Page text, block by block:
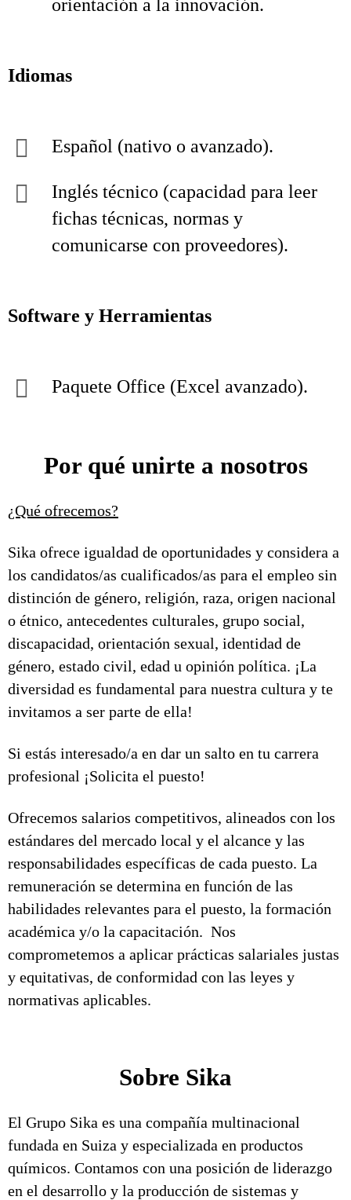
orientación a la innovación.
Idiomas
Español (nativo o avanzado).
Inglés técnico (capacidad para leer
fichas técnicas, normas y
comunicarse con proveedores).
Software y Herramientas
Paquete Office (Excel avanzado).
Por qué unirte a nosotros
¿Qué ofrecemos?
Sika ofrece igualdad de oportunidades y considera a
los candidatos/as cualificados/as para el empleo sin
distinción de género, religión, raza, origen nacional
o étnico, antecedentes culturales, grupo social,
discapacidad, orientación sexual, identidad de
género, estado civil, edad u opinión política. ¡La
diversidad es fundamental para nuestra cultura y te
invitamos a ser parte de ella!
Si estás interesado/a en dar un salto en tu carrera
profesional ¡Solicita el puesto!
Ofrecemos salarios competitivos, alineados con los
estándares del mercado local y el alcance y las
responsabilidades específicas de cada puesto. La
remuneración se determina en función de las
habilidades relevantes para el puesto, la formación
académica y/o la capacitación. Nos
comprometemos a aplicar prácticas salariales justas
y equitativas, de conformidad con las leyes y
normativas aplicables.
Sobre Sika
El Grupo Sika es una compañía multinacional
fundada en Suiza y especializada en productos
químicos. Contamos con una posición de liderazgo
en el desarrollo y la producción de sistemas y